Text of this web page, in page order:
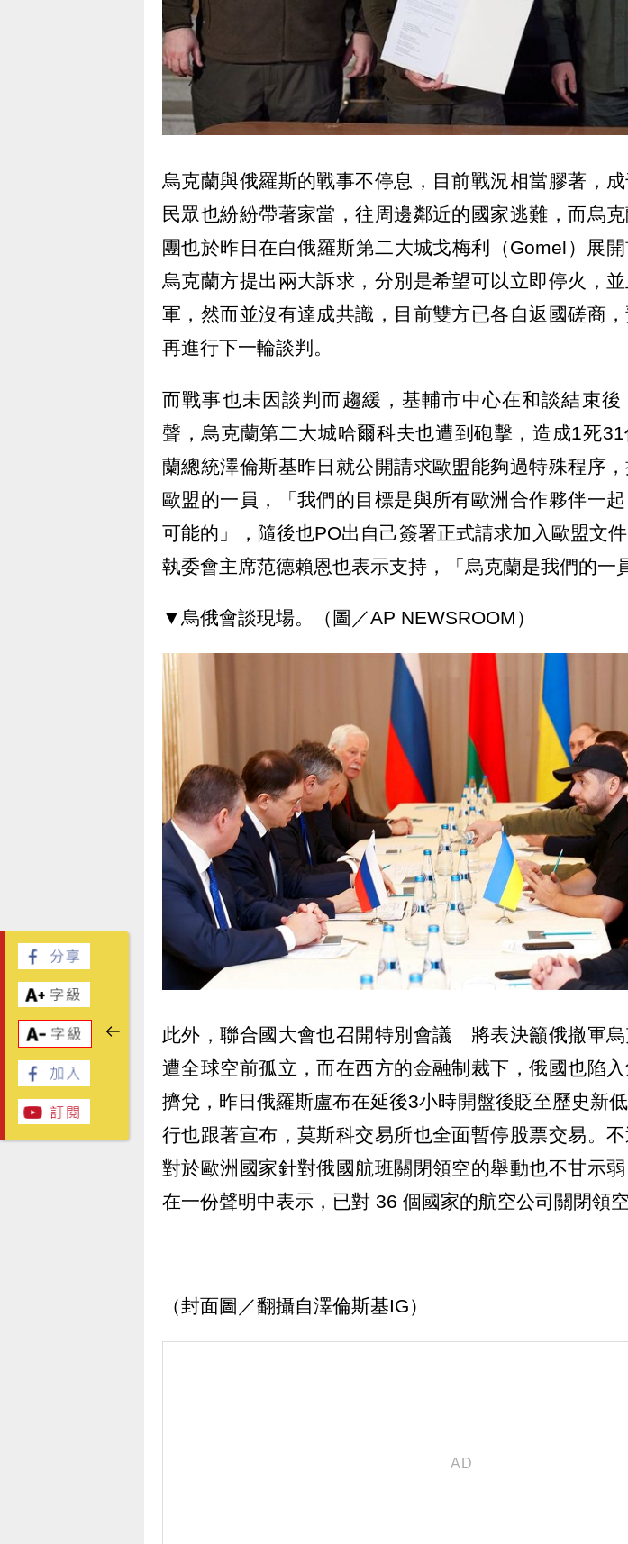
烏克蘭與俄羅斯的戰事不停息，目前戰況相當膠著，
民眾也紛紛帶著家當，往周邊鄰近的國家逃難，而烏
團也於昨日在白俄羅斯第二大城戈梅利（Gomel）展開
烏克蘭方提出兩大訴求，分別是希望可以立即停火，
軍，然而並沒有達成共識，目前雙方已各自返國磋商
再進行下一輪談判。
而戰事也未因談判而趨緩，基輔市中心在和談結束後
聲，烏克蘭第二大城哈爾科夫也遭到砲擊，造成1死
蘭總統澤倫斯基昨日就公開請求歐盟能夠過特殊程序
歐盟的一員，「我們的目標是與所有歐洲合作夥伴一
可能的」，隨後也PO出自己簽署正式請求加入歐盟文
執委會主席范德賴恩也表示支持，「烏克蘭是我們的一
▼烏俄會談現場。（圖／AP NEWSROOM）
此外，聯合國大會也召開特別會議 將表決籲俄撤軍
遭全球空前孤立，而在西方的金融制裁下，俄國也陷
擠兌，昨日俄羅斯盧布在延後3小時開盤後貶至歷史新
行也跟著宣布，莫斯科交易所也全面暫停股票交易。不
對於歐洲國家針對俄國航班關閉領空的舉動也不甘示
在一份聲明中表示，已對 36 個國家的航空公司關閉領空
（封面圖／翻攝自澤倫斯基IG）